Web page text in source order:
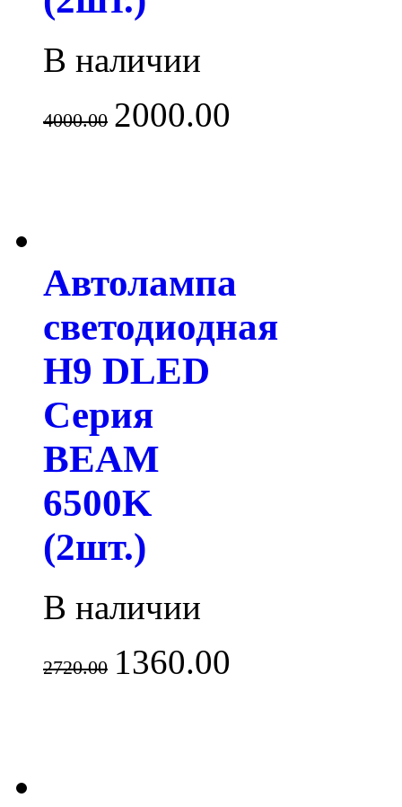
В наличии
4000.00 2000.00
Автолампа
светодиодная
H9 DLED
Серия
BEAM
6500K
(2шт.)
В наличии
2720.00 1360.00